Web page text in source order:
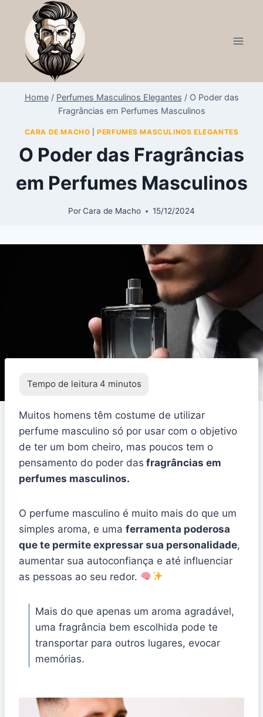
Home / Perfumes Masculinos Elegantes / O Poder das
Fragrâncias em Perfumes Masculinos
CARA DE MACHO |PERFUMES MASCULINOS ELEGANTES
O Poder das Fragrâncias
em Perfumes Masculinos
PorCara de Macho 15/12/2024
Muitos homens têm costume de utilizar
perfume masculino só por usar com o objetivo
de ter um bom cheiro, mas poucos tem o
pensamento do poder das fragrâncias em
perfumes masculinos.
O perfume masculino é muito mais do que um
simples aroma, e uma ferramenta poderosa
que te permite expressar sua personalidade,
aumentar sua autoconfiança e até influenciar
as pessoas ao seu redor.
Mais do que apenas um aroma agradável,
uma fragrância bem escolhida pode te
transportar para outros lugares, evocar
memórias.